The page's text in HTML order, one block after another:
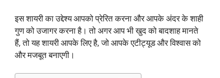
इस शायरी का उद्देश्य आपको प्रेरित करना और आपके अंदर के शाही
गुण को उजागर करना है। तो अगर आप भी खुद को बादशाह मानते
हैं, तो यह शायरी आपके लिए है, जो आपके एटीट्यूड और विश्वास को
और मजबूत बनाएगी।